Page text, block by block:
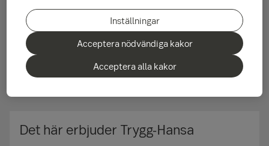
Vad händer med din verksamhet om olyckan
skulle vara framme? Genom att prata med en
expert från Trygg-Hansa får du en analys av
försäkringsbehoven i din verksamhet och ett
Det här erbjuder Trygg-Hansa
Inställningar
Acceptera nödvändiga kakor
Acceptera alla kakor